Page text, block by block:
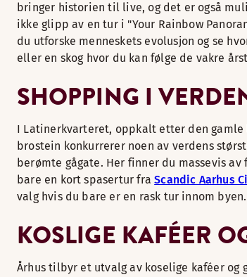
bringer historien til live, og det er også
ikke glipp av en tur i "Your Rainbow
du utforske menneskets evolusjon og se
eller en skog hvor du kan følge de vakre
SHOPPING I
I Latinerkvarteret, oppkalt etter den gamle
brostein konkurrerer noen av verdens
berømte gågate. Her finner du massevis
bare en kort spasertur fraScandic Aarhus
valg hvis du bare er en rask tur innom byen.
KOSLIGE KAFÉER
Århus tilbyr et utvalg av koselige kaféer